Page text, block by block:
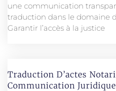
une communication
traduction dans le domaine
Garantir l’accès à la justice
Traduction D’actes
Communication